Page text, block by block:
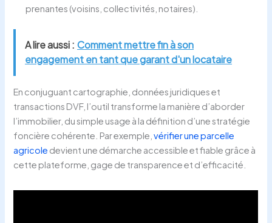
prenantes (voisins, collectivités, notaires).
A lire aussi : Comment mettre fin à son
engagement en tant que garant d'un locataire
En conjuguant cartographie, données juridiques et
transactions DVF, l’outil transforme la manière d’aborder
l’immobilier, du simple usage à la définition d’une stratégie
foncière cohérente. Par exemple,vérifier une parcelle
agricole devient une démarche accessible et fiable grâce à
cette plateforme, gage de transparence et d’efficacité.